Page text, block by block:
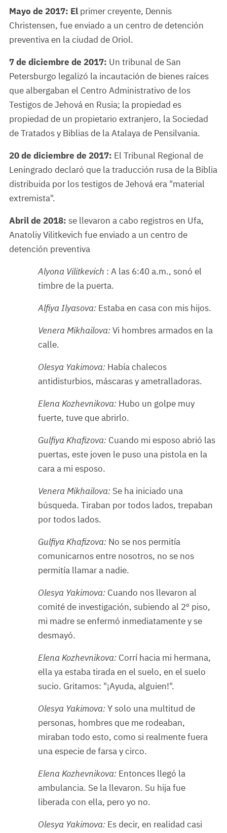
Mayo de 2017: El primer creyente, Dennis
Christensen, fue enviado a un centro de detención
preventiva en la ciudad de Oriol.
7 de diciembre de 2017: Un tribunal de San
Petersburgo legalizó la incautación de bienes raíces
que albergaban el Centro Administrativo de los
Testigos de Jehová en Rusia; la propiedad es
propiedad de un propietario extranjero, la Sociedad
de Tratados y Biblias de la Atalaya de Pensilvania.
20 de diciembre de 2017: El Tribunal Regional de
Leningrado declaró que la traducción rusa de la Biblia
distribuida por los testigos de Jehová era "material
extremista".
Abril de 2018: se llevaron a cabo registros en Ufa,
Anatoliy Vilitkevich fue enviado a un centro de
detención preventiva
Alyona Vilitkevich : A las 6:40 a.m., sonó el
timbre de la puerta.
Alfiya Ilyasova: Estaba en casa con mis hijos.
Venera Mikhailova: Vi hombres armados en la
calle.
Olesya Yakimova: Había chalecos
antidisturbios, máscaras y ametralladoras.
Elena Kozhevnikova: Hubo un golpe muy
fuerte, tuve que abrirlo.
Gulfiya Khafizova: Cuando mi esposo abrió las
puertas, este joven le puso una pistola en la
cara a mi esposo.
Venera Mikhailova: Se ha iniciado una
búsqueda. Tiraban por todos lados, trepaban
por todos lados.
Gulfiya Khafizova: No se nos permitía
comunicarnos entre nosotros, no se nos
permitía llamar a nadie.
Olesya Yakimova: Cuando nos llevaron al
comité de investigación, subiendo al 2º piso,
mi madre se enfermó inmediatamente y se
desmayó.
Elena Kozhevnikova: Corrí hacia mi hermana,
ella ya estaba tirada en el suelo, en el suelo
sucio. Gritamos: "¡Ayuda, alguien!".
Olesya Yakimova: Y solo una multitud de
personas, hombres que me rodeaban,
miraban todo esto, como si realmente fuera
una especie de farsa y circo.
Elena Kozhevnikova: Entonces llegó la
ambulancia. Se la llevaron. Su hija fue
liberada con ella, pero yo no.
Olesya Yakimova: Es decir, en realidad casi